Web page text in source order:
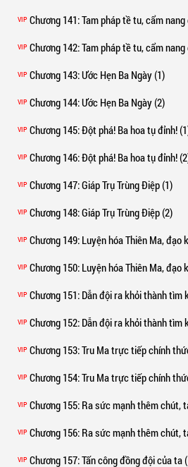
VIP Chương 141: Tam pháp tề tu, cẩm
VIP Chương 142: Tam pháp tề tu, cẩm
VIP Chương 143: Ước Hẹn Ba Ngày (1)
VIP Chương 144: Ước Hẹn Ba Ngày (2)
VIP Chương 145: Đột phá! Ba hoa tụ đỉnh!
VIP Chương 146: Đột phá! Ba hoa tụ đỉnh!
VIP Chương 147: Giáp Trụ Trùng Điệp (1)
VIP Chương 148: Giáp Trụ Trùng Điệp (2)
VIP Chương 149: Luyện hóa Thiên Ma, đạo
VIP Chương 150: Luyện hóa Thiên Ma, đạo
VIP Chương 151: Dẫn đội ra khỏi thành tìm
VIP Chương 152: Dẫn đội ra khỏi thành tìm
VIP Chương 153: Tru Ma trực tiếp chính
VIP Chương 154: Tru Ma trực tiếp chính
VIP Chương 155: Ra sức mạnh thêm chút,
VIP Chương 156: Ra sức mạnh thêm chút,
VIP Chương 157: Tấn công đồng đội của ta